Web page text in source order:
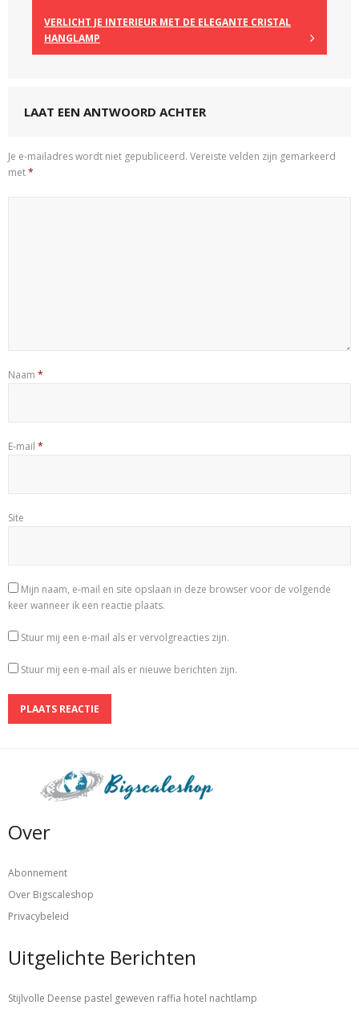
VERLICHT JE INTERIEUR MET DE ELEGANTE CRISTAL
HANGLAMP
LAAT EEN ANTWOORD ACHTER
Je e-mailadres wordt niet gepubliceerd. Vereiste velden zijn gemarkeerd
met*
Naam *
E-mail *
Site
Mijn naam, e-mail en site opslaan in deze browser voor de volgende
keer wanneer ik een reactie plaats.
Stuur mij een e-mail als er vervolgreacties zijn.
Stuur mij een e-mail als er nieuwe berichten zijn.
Over
Abonnement
Over Bigscaleshop
Privacybeleid
Uitgelichte Berichten
Stijlvolle Deense pastel geweven raffia hotel nachtlamp